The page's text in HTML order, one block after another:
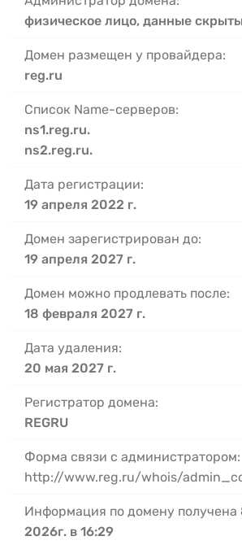
физическое лицо, данные скрыты
Домен размещен у провайдера:
reg.ru
Список Name-серверов:
ns1.reg.ru.
ns2.reg.ru.
Дата регистрации:
19 апреля 2022 г.
Домен зарегистрирован до:
19 апреля 2027 г.
Домен можно продлевать после:
18 февраля 2027 г.
Дата удаления:
20 мая 2027 г.
Регистратор домена:
REGRU
Форма связи с администратором:
http://www.reg.ru/whois/
Информация по домену получена
2026г. в 16:29